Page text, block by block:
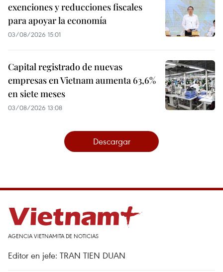
exenciones y reducciones fiscales
para apoyar la economía
03/08/2026 15:01
Capital registrado de nuevas
empresas en Vietnam aumenta 63,6%
en siete meses
03/08/2026 13:08
Descargar
AGENCIA VIETNAMITA DE NOTICIAS
Editor en jefe: TRAN TIEN DUAN